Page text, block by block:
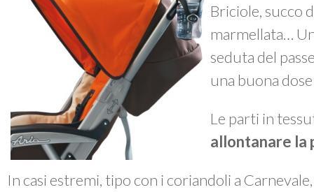
Briciole, succo
marmellata…
seduta del
una buona
Le parti in
allontanare la
In casi estremi, tipo con i coriandoli a